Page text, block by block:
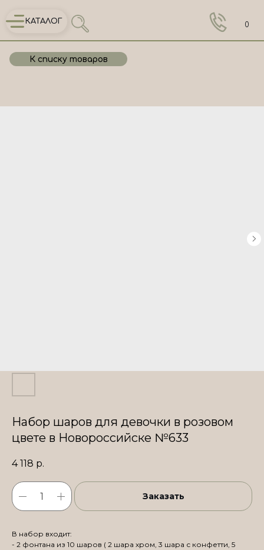
КАТАЛОГ 0
К списку товаров
Набор шаров для девочки в розовом
цвете в Новороссийске №633
4 118 р.
Заказать
В набор входит:
- 2 фонтана из 10 шаров ( 2 шара хром, 3 шара с конфетти, 5